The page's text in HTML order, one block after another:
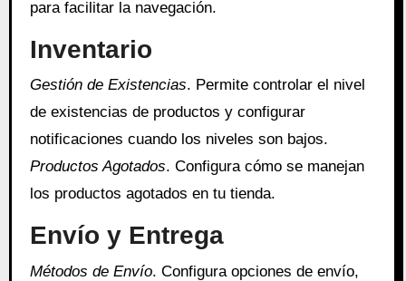
para facilitar la navegación.
Inventario
Gestión de Existencias. Permite controlar el nivel
de existencias de productos y configurar
notificaciones cuando los niveles son bajos.
Productos Agotados. Configura cómo se manejan
los productos agotados en tu tienda.
Envío y Entrega
Métodos de Envío. Configura opciones de envío,